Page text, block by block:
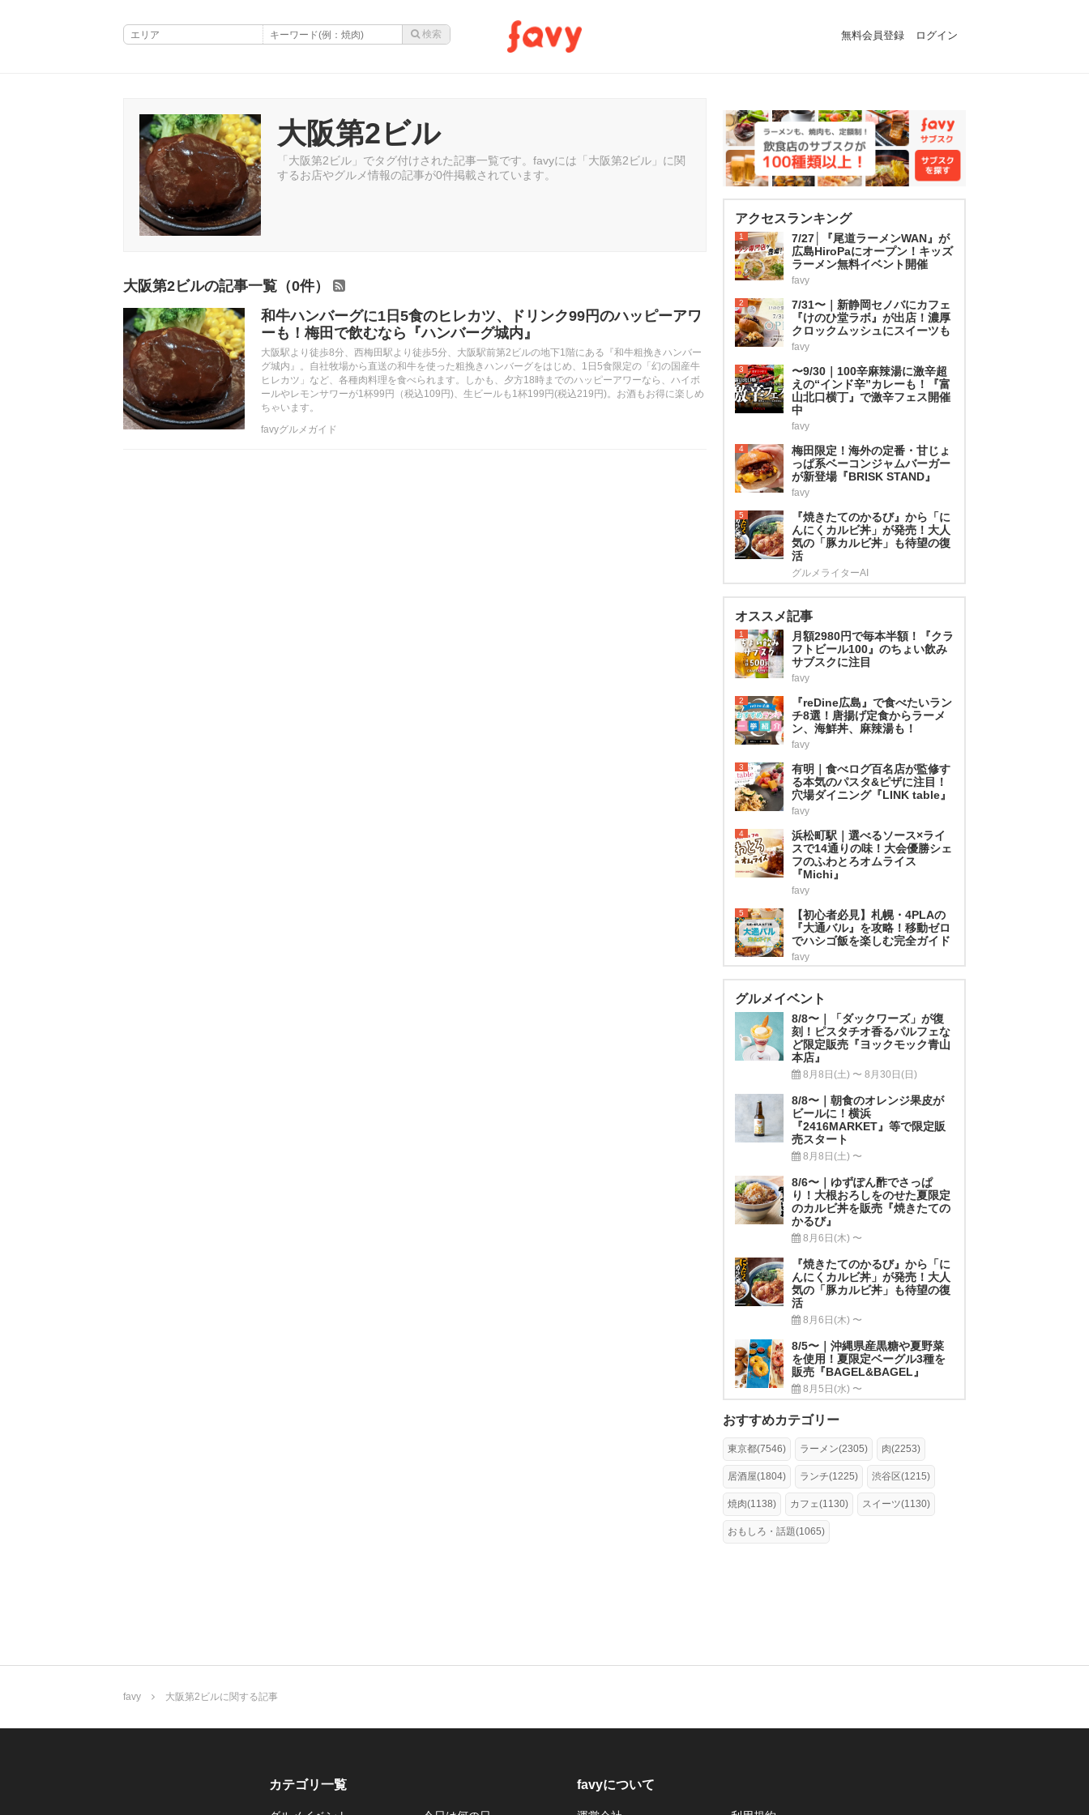
無料会員登録 ログイン
大阪第2ビル
「大阪第2ビル」でタグ付けされた記事一覧です。favyには「大阪第2ビル」に関
するお店やグルメ情報の記事が0件掲載されています。
大阪第2ビルの記事一覧（0件）
和牛ハンバーグに1日5食のヒレカツ、ドリンク99円のハッピーアワ
ーも！梅田で飲むなら『ハンバーグ城内』
大阪駅より徒歩8分、西梅田駅より徒歩5分、⼤阪駅前第2ビルの地下1階にある『和牛粗挽きハンバー
グ城内』。自社牧場から直送の和牛を使った粗挽きハンバーグをはじめ、1日5食限定の「幻の国産牛
ヒレカツ」など、各種肉料理を食べられます。しかも、夕方18時までのハッピーアワーなら、ハイボ
ールやレモンサワーが1杯99円（税込109円)、生ビールも1杯199円(税込219円)。お酒もお得に楽しめ
ちゃいます。
favyグルメガイド
アクセスランキング
1
7/27│『尾道ラーメンWAN』が
広島HiroPaにオープン！キッズ
ラーメン無料イベント開催
favy
2
7/31〜｜新静岡セノバにカフェ
『けのひ堂ラボ』が出店！濃厚
クロックムッシュにスイーツも
favy
3
〜9/30｜100辛麻辣湯に激辛超
えの“インド辛”カレーも！『富
山北口横丁』で激辛フェス開催
中
favy
4
梅田限定！海外の定番・甘じょ
っぱ系ベーコンジャムバーガー
が新登場『BRISK STAND』
favy
5
『焼きたてのかるび』から「に
んにくカルビ丼」が発売！大人
気の「豚カルビ丼」も待望の復
活
グルメライターAI
オススメ記事
1
月額2980円で毎本半額！『クラ
フトビール100』のちょい飲み
サブスクに注目
favy
2
『reDine広島』で食べたいラン
チ8選！唐揚げ定食からラーメ
ン、海鮮丼、麻辣湯も！
favy
3
有明｜食べログ百名店が監修す
る本気のパスタ&ピザに注目！
穴場ダイニング『LINK table』
favy
4
浜松町駅｜選べるソース×ライ
スで14通りの味！大会優勝シェ
フのふわとろオムライス
『Michi』
favy
5
【初心者必見】札幌・4PLAの
『大通バル』を攻略！移動ゼロ
でハシゴ飯を楽しむ完全ガイド
favy
グルメイベント
8/8〜｜「ダックワーズ」が復
刻！ピスタチオ香るパルフェな
ど限定販売『ヨックモック青山
本店』
8月8日(土) 〜 8月30日(日)
8/8〜｜朝食のオレンジ果皮が
ビールに！横浜
『2416MARKET』等で限定販
売スタート
8月8日(土) 〜
8/6〜｜ゆずぽん酢でさっぱ
り！大根おろしをのせた夏限定
のカルビ丼を販売『焼きたての
かるび』
8月6日(木) 〜
『焼きたてのかるび』から「に
んにくカルビ丼」が発売！大人
気の「豚カルビ丼」も待望の復
活
8月6日(木) 〜
8/5〜｜沖縄県産黒糖や夏野菜
を使用！夏限定ベーグル3種を
販売『BAGEL&BAGEL』
8月5日(水) 〜
おすすめカテゴリー
東京都(7546) ラーメン(2305) 肉(2253)
居酒屋(1804) ランチ(1225) 渋谷区(1215)
焼肉(1138) カフェ(1130) スイーツ(1130)
おもしろ・話題(1065)
favy 大阪第2ビルに関する記事
カテゴリ一覧 favyについて